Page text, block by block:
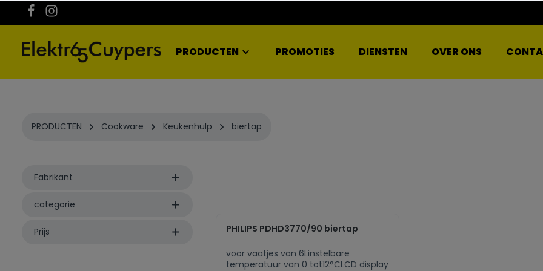
PRODUCTEN PROMOTIES DIENSTEN OVER ONS
PRODUCTEN Cookware Keukenhulp biertap
Fabrikant
categorie
Prijs PHILIPS PDHD3770/90 biertap
voor vaatjes van 6Linstelbare
temperatuur van 0 tot12°CLCD display